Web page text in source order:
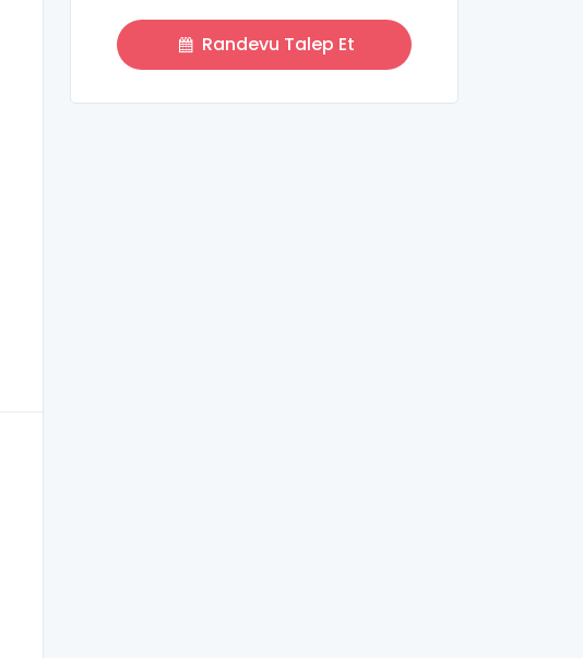
Randevu Talep Et